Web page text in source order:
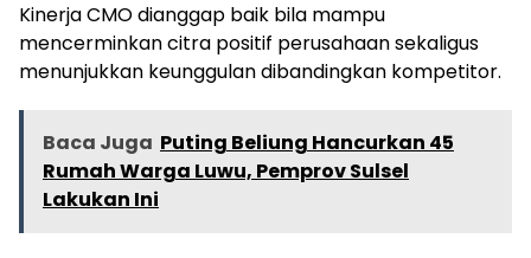
Kinerja CMO dianggap baik bila mampu
mencerminkan citra positif perusahaan sekaligus
menunjukkan keunggulan dibandingkan kompetitor.
Baca Juga Puting Beliung Hancurkan 45
Rumah Warga Luwu, Pemprov Sulsel
Lakukan Ini